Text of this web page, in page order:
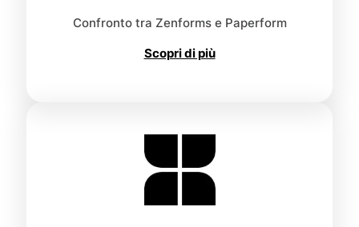
Confronto tra Zenforms e Paperform
Scopri di più